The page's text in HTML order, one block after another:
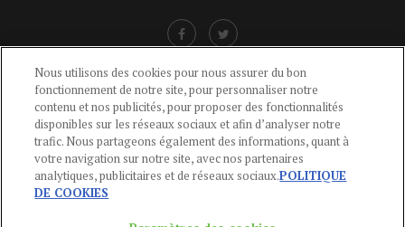
LIENS UTILES
CGU-POLITIQUE DE CONFIDENTIALITÉ -POLITIQUE DES COOKIES
MENTIONS LÉGALES -AIDE
CONTACT
Nous utilisons des cookies pour nous assurer du bon
fonctionnement de notre site, pour personnaliser notre
contenu et nos publicités, pour proposer des fonctionnalités
disponibles sur les réseaux sociaux et afin d’analyser notre
trafic. Nous partageons également des informations, quant à
votre navigation sur notre site, avec nos partenaires
analytiques, publicitaires et de réseaux sociaux.POLITIQUE
DE COOKIES